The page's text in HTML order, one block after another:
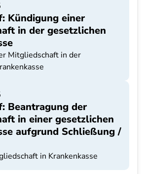
Kündigung einer
in der gesetzlichen
Mitgliedschaft in der
Beantragung der
in einer gesetzlichen
aufgrund Schließung /
in Krankenkasse